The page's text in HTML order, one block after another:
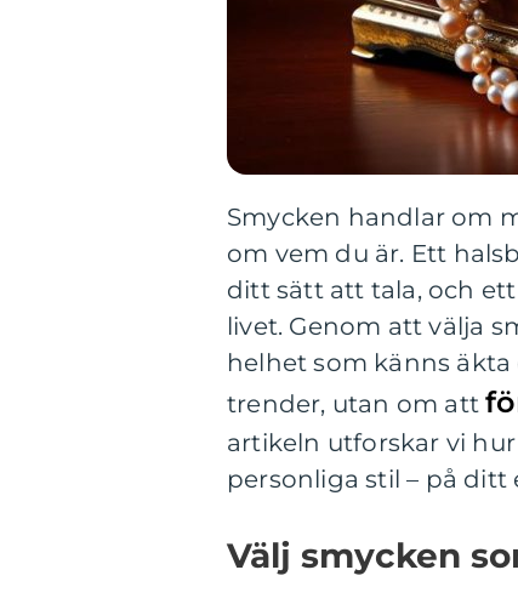
Smycken handlar om
om vem du är. Ett
ditt sätt att tala, och
livet. Genom att välja
helhet som känns
trender, utan om att
artikeln utforskar vi
personliga stil – på ditt
Välj smycken